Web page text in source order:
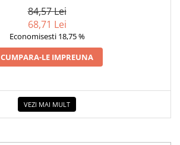
84,57 Lei
68,71 Lei
Economisesti 18,75 %
CUMPARA-LE IMPREUNA
VEZI MAI MULT